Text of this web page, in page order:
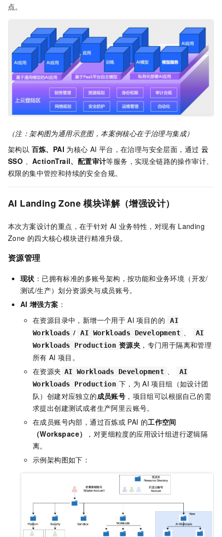
点。
（注：架构图为通用示意图，本案例核心在于治理与集成）
架构以 百炼、PAI 为核心 AI 平台，在治理与安全层面，通过 云
SSO 、ActionTrail、配置审计等服务，实现全链路的操作审计、
权限的集中管控和持续的安全合规。
AI Landing Zone 模块详解（增强设计）
本次方案设计的重点，在于针对 AI 业务特性，对现有 Landing
Zone 的四大核心模块进行精准升级。
资源管理
现状 ：已拥有标准的多账号架构，按功能和业务环境（开发/
测试/生产）划分资源夹与成员账号。
AI 增强方案 ：
在资源目录中，新增一个用于 AI 项目的的
AI
Workloads / AI Workloads Development 、
AI
Workloads Production 资源夹 ，专门用于隔离和管理
所有 AI 项目。
在资源夹 AI Workloads Development 、
AI
Workloads Production 下，为 AI 项目组（如设计团
队）创建对应独立的成员账号 ，项目组可以根据自己的需
求提出创建测试或者生产阿里云账号。
在成员账号内部，通过百炼或 PAI 的工作空间
（Workspace）
，对更细粒度的应用设计组进行逻辑隔
离。
示例架构图如下：